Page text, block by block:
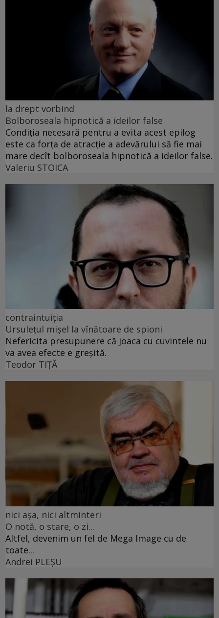
la drept vorbind
Bolboroseala hipnotică a ideilor false
Condiția necesară pentru a evita acest epilog
este ca forța de atracție a adevărului să fie mai
mare decît bolboroseala hipnotică a ideilor false.
Valeriu STOICA
contraintuiția
Ursulețul mișel la vînătoare de spioni
Nefericita presupunere că joaca cu cuvintele nu
va avea efecte e greșită.
Teodor TIŢĂ
nici așa, nici altminteri
O notă, o stare, o zi...
Altfel, devenim un fel de Mega Image cu de
toate...
Andrei PLEŞU